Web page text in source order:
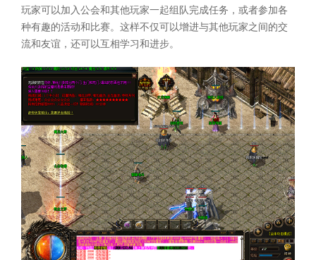
玩家可以加入公会和其他玩家一起组队完成任务，或者参加各
种有趣的活动和比赛。这样不仅可以增进与其他玩家之间的交
流和友谊，还可以互相学习和进步。